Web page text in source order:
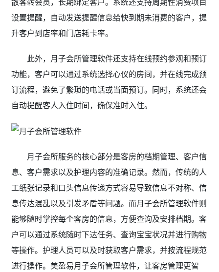
设置提醒，自动发送提醒信息给快到期未消费的客户，提
升客户到店率和门店耗卡率。
此外，月子会所管理软件还支持在线预约参观和预订
功能，客户可以通过系统选择心仪的房间，并在线完成预
订流程，避免了繁琐的电话或当面预订。同时，系统还会
自动提醒客人入住时间，确保准时入住。
月子会所服务的核心部分是客房的档期管理、客户信
息、客户需求以及护理内容的准确记录。然而，传统的人
工纸张记录和口头信息传递方式容易导致信息不对称、信
息传达混乱以及引发矛盾等问题。而月子会所管理软件则
能够随时掌控每个客房的信息，方便查询及安排档期。客
户可以通过系统随时下达任务、查询宝宝状况并进行购物
等操作。护理人员可以及时获取客户需求，并按流程规范
进行操作。美盈易月子会所管理软件，让客房管理更智